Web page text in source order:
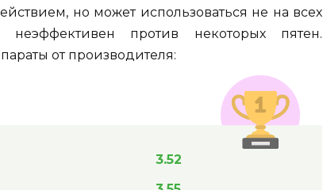
но может использоваться не на всех
неэффективен против некоторых пятен.
от производителя:
3.52